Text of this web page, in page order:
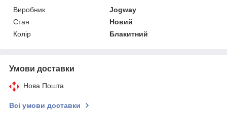
Виробник
Jogway
Стан
Новий
Колір
Блакитний
Умови доставки
Нова Пошта
Всі умови доставки